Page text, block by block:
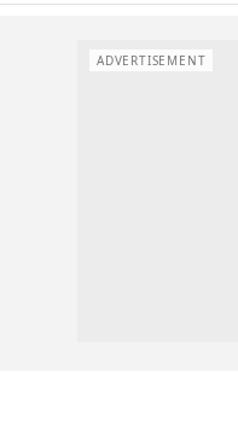
ADVERTISEMENT